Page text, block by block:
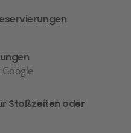
Stoßzeiten oder